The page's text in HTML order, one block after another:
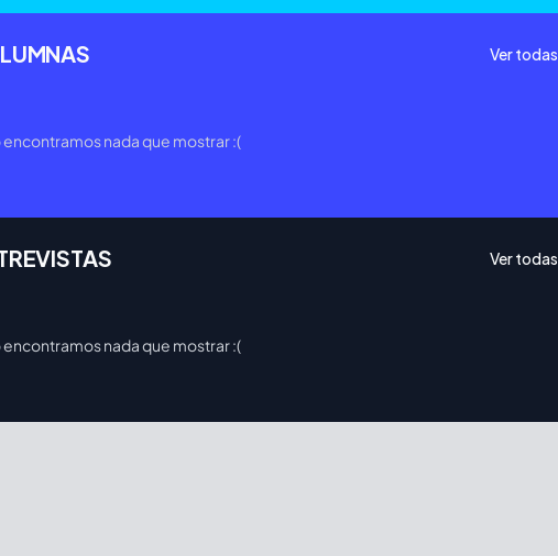
Ver todas
encontramos nada que mostrar :(
Ver todas
encontramos nada que mostrar :(